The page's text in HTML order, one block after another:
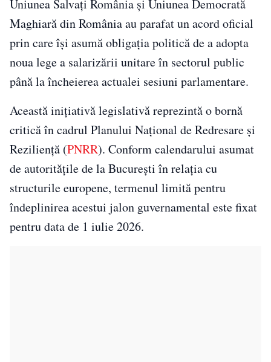
Uniunea Salvați România și Uniunea Democrată
Maghiară din România au parafat un acord oficial
prin care își asumă obligația politică de a adopta
noua lege a salarizării unitare în sectorul public
până la încheierea actualei sesiuni parlamentare.
Această inițiativă legislativă reprezintă o bornă
critică în cadrul Planului Național de Redresare și
Reziliență (PNRR). Conform calendarului asumat
de autoritățile de la București în relația cu
structurile europene, termenul limită pentru
îndeplinirea acestui jalon guvernamental este fixat
pentru data de 1 iulie 2026.